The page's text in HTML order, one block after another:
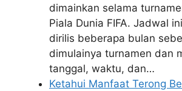
dimainkan selama
Piala Dunia FIFA. Jadwal
dirilis beberapa bulan
dimulainya turnamen dan
tanggal, waktu, dan…
Ketahui Manfaat Terong